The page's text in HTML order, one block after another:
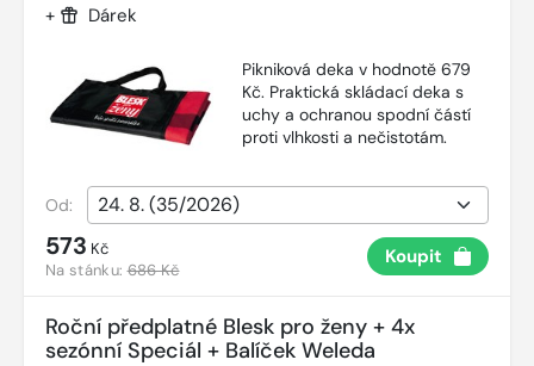
+ Dárek
Pikniková deka v hodnotě 679
Kč. Praktická skládací deka s
uchy a ochranou spodní částí
proti vlhkosti a nečistotám.
Od:
573 Kč
Na stánku:686 Kč
Koupit
Roční předplatné Blesk pro ženy + 4x
sezónní Speciál + Balíček Weleda